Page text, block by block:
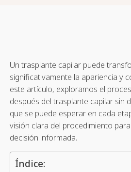
Un trasplante capilar puede
significativamente la apariencia y
este artículo, exploramos el
después del trasplante capilar sin
que se puede esperar en cada
visión clara del procedimiento
decisión informada.
Índice: